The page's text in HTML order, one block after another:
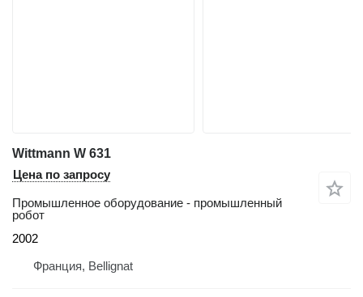
Wittmann W 631
Цена по запросу
Промышленное оборудование - промышленный
робот
2002
Франция, Bellignat